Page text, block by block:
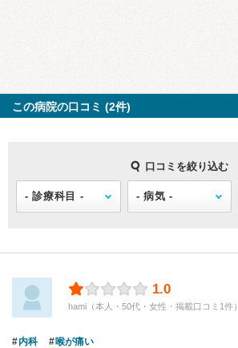
この病院の口コミ (2件)
口コミを絞り込む
1.0
hami（本人・50代・女性・掲載口コミ1件）
内科 喉が痛い